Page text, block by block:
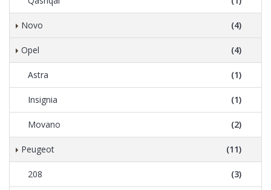
Novo (4)
Opel (4)
Astra (1)
Insignia (1)
Movano (2)
Peugeot (11)
208 (3)